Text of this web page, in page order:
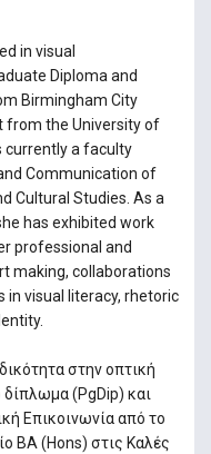
in visual
Diploma and
Birmingham City
from the University of
currently a faculty
Communication of
Cultural Studies. As a
has exhibited work
professional and
making, collaborations
visual literacy, rhetoric
στην οπτική
δίπλωμα (PgDip) και
Επικοινωνία από το
BA (Hons) στις Καλές